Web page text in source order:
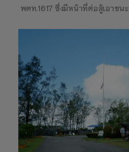
พตท.1617 ซึ่งมีหน้าที่ต่อสู้เอาชนะ